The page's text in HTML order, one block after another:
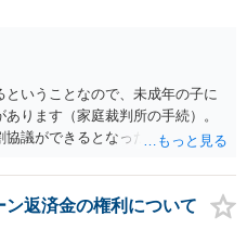
いうことなので、未成年の子に
ります（家庭裁判所の手続）。
議ができるとなったとしても、
です。 相続財産全体で、未成年
断しなければなりません。 単
自分だからという理由では、法定
返済金の権利について